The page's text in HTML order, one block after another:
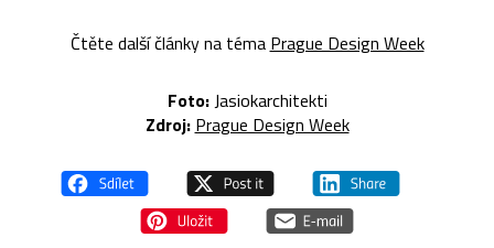
Čtěte další články na téma Prague Design Week
Foto:Jasiokarchitekti
Zdroj: Prague Design Week